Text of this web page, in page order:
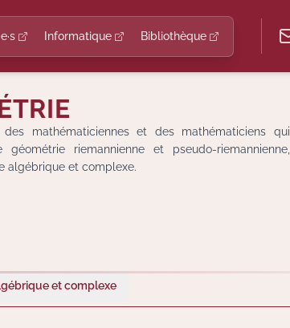
Informatique Bibliothèque
des mathématiciennes et des mathématiciens qui
riemannienne et pseudo-riemannienne,
algébrique et complexe.
et complexe